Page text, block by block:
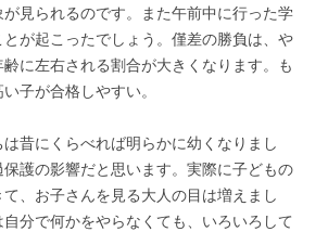
見られるのです。また午前中に行った学
が起こったでしょう。僅差の勝負は、や
に左右される割合が大きくなります。も
子が合格しやすい。
昔にくらべれば明らかに幼くなりまし
護の影響だと思います。実際に子どもの
、お子さんを見る大人の目は増えまし
分で何かをやらなくても、いろいろして